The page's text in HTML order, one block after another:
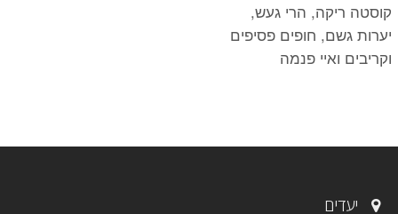
קוסטה ריקה, הרי געש,
יערות גשם, חופים פסיפים
וקריבים ואיי פנמה
יעדים